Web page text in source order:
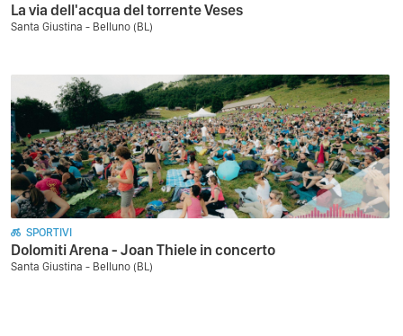
La via dell'acqua del torrente Veses
Santa Giustina - Belluno (BL)
SPORTIVI
Dolomiti Arena - Joan Thiele in concerto
Santa Giustina - Belluno (BL)